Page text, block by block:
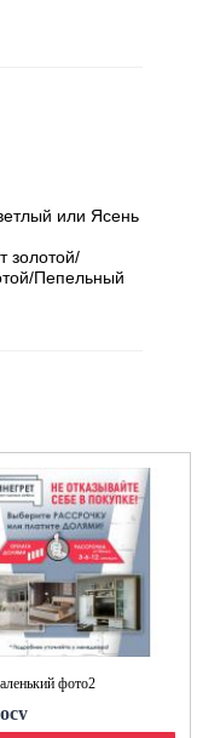
или Ясень
Пепельный
фото2